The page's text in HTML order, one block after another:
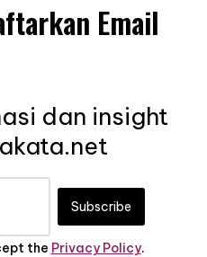
Email
dan insight
Subscribe
the Privacy Policy.